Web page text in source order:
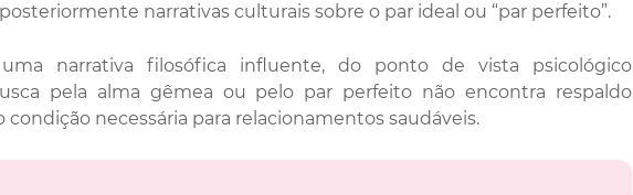
narrativas culturais sobre o par ideal ou “par perfeito”.
uma narrativa filosófica influente, do ponto de vista psicológico
pela alma gêmea ou pelo par perfeito não encontra respaldo
necessária para relacionamentos saudáveis.